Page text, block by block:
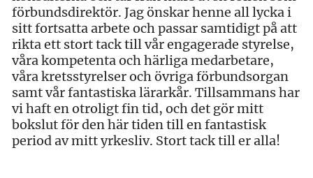
förbundsdirektör. Jag önskar henne all lycka i
sitt fortsatta arbete och passar samtidigt på att
rikta ett stort tack till vår engagerade styrelse,
våra kompetenta och härliga medarbetare,
våra kretsstyrelser och övriga förbundsorgan
samt vår fantastiska lärarkår. Tillsammans har
vi haft en otroligt fin tid, och det gör mitt
bokslut för den här tiden till en fantastisk
period av mitt yrkesliv. Stort tack till er alla!